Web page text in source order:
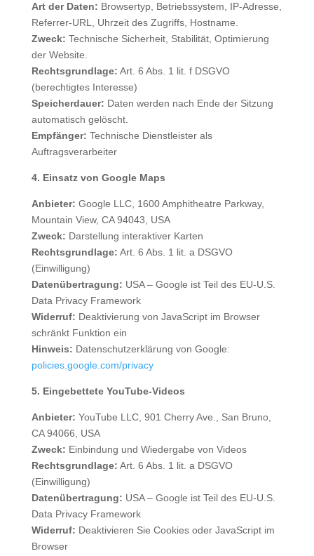
Art der Daten: Browsertyp, Betriebssystem, IP-Adresse,
Referrer-URL, Uhrzeit des Zugriffs, Hostname.
Zweck: Technische Sicherheit, Stabilität, Optimierung
der Website.
Rechtsgrundlage: Art. 6 Abs. 1 lit. f DSGVO
(berechtigtes Interesse)
Speicherdauer: Daten werden nach Ende der Sitzung
automatisch gelöscht.
Empfänger: Technische Dienstleister als
Auftragsverarbeiter
4. Einsatz von Google Maps
Anbieter: Google LLC, 1600 Amphitheatre Parkway,
Mountain View, CA 94043, USA
Zweck: Darstellung interaktiver Karten
Rechtsgrundlage: Art. 6 Abs. 1 lit. a DSGVO
(Einwilligung)
Datenübertragung: USA – Google ist Teil des EU-U.S.
Data Privacy Framework
Widerruf: Deaktivierung von JavaScript im Browser
schränkt Funktion ein
Hinweis: Datenschutzerklärung von Google:
policies.google.com/privacy
5. Eingebettete YouTube-Videos
Anbieter: YouTube LLC, 901 Cherry Ave., San Bruno,
CA 94066, USA
Zweck: Einbindung und Wiedergabe von Videos
Rechtsgrundlage: Art. 6 Abs. 1 lit. a DSGVO
(Einwilligung)
Datenübertragung: USA – Google ist Teil des EU-U.S.
Data Privacy Framework
Widerruf: Deaktivieren Sie Cookies oder JavaScript im
Browser